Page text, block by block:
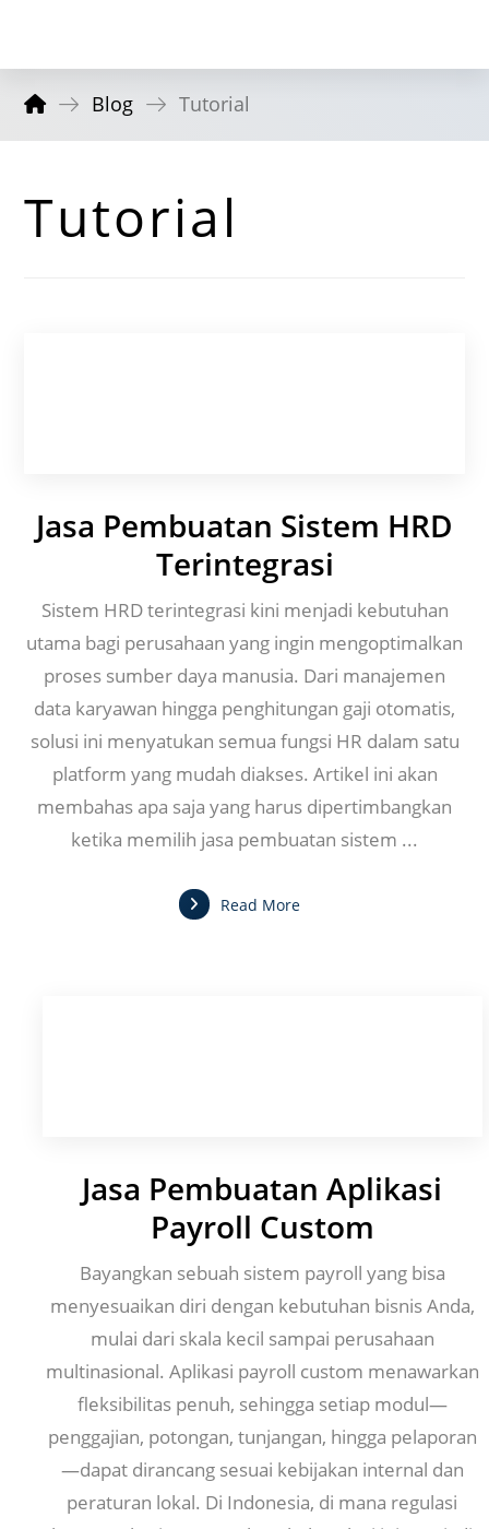
Blog Tutorial
Tutorial
Jasa Pembuatan Sistem HRD
Terintegrasi
Sistem HRD terintegrasi kini menjadi kebutuhan
utama bagi perusahaan yang ingin mengoptimalkan
proses sumber daya manusia. Dari manajemen
data karyawan hingga penghitungan gaji otomatis,
solusi ini menyatukan semua fungsi HR dalam satu
platform yang mudah diakses. Artikel ini akan
membahas apa saja yang harus dipertimbangkan
ketika memilih jasa pembuatan sistem ...
Read More
Jasa Pembuatan Aplikasi
Payroll Custom
Bayangkan sebuah sistem payroll yang bisa
menyesuaikan diri dengan kebutuhan bisnis Anda,
mulai dari skala kecil sampai perusahaan
multinasional. Aplikasi payroll custom menawarkan
fleksibilitas penuh, sehingga setiap modul—
penggajian, potongan, tunjangan, hingga pelaporan
—dapat dirancang sesuai kebijakan internal dan
peraturan lokal. Di Indonesia, di mana regulasi